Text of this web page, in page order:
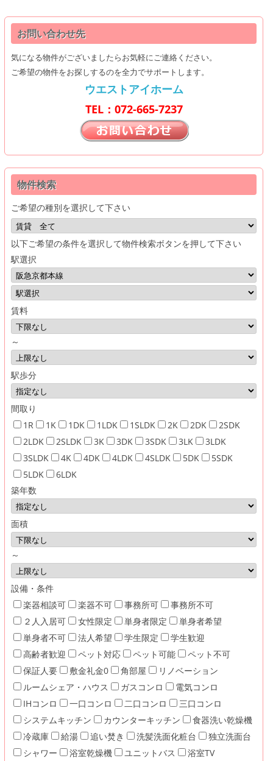
お問い合わせ先
気になる物件がございましたらお気軽にご連絡ください。
ご希望の物件をお探しするのを全力でサポートします。
ウエストアイホーム
TEL：072-665-7237
物件検索
ご希望の種別を選択して下さい
以下ご希望の条件を選択して物件検索ボタンを押して下さい
駅選択
賃料
～
駅歩分
間取り
1R
1K 1DK 1LDK 1SLDK 2K 2DK
2SDK
2LDK
2SLDK 3K 3DK 3SDK 3LK
3LDK
3SLDK
4K 4DK 4LDK 4SLDK 5DK
5SDK
5LDK
6LDK
築年数
面積
～
設備・条件
楽器相談可
楽器不可 事務所可
事務所不可
２人入居可
女性限定 単身者限定
単身者希望
単身者不可
法人希望 学生限定
学生歓迎
高齢者歓迎
ペット対応 ペット可能
ペット不可
保証人要
敷金礼金0 角部屋
リノベーション
ルームシェア・ハウス
ガスコンロ
電気コンロ
IHコンロ
一口コンロ 二口コンロ
三口コンロ
システムキッチン
カウンターキッチン
食器洗い乾燥機
冷蔵庫
給湯 追い焚き 洗髪洗面化粧台
独立洗面台
シャワー
浴室乾燥機 ユニットバス
浴室TV